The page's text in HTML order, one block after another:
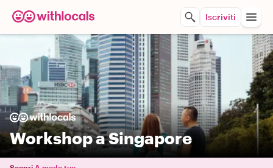
Iscriviti
Workshop a Singapore